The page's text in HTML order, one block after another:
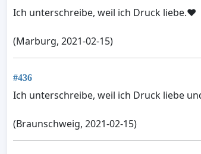
Ich unterschreibe, weil ich Druck liebe.❤
(Marburg, 2021-02-15)
#436
Ich unterschreibe, weil ich Druck liebe
(Braunschweig, 2021-02-15)